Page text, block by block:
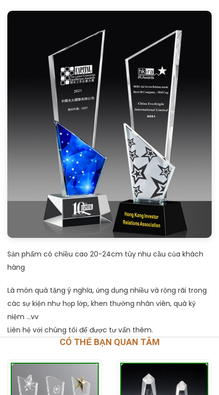
Sản phẩm có chiều cao 20-24cm tùy nhu cầu của khách
hàng
Là món quà tặng ý nghĩa, ứng dụng nhiều và rộng rãi trong
các sự kiện như họp lớp, khen thưởng nhân viên, quà kỷ
niệm ...vv
Liên hệ với chúng tôi để được tư vấn thêm.
CÓ THỂ BẠN QUAN TÂM